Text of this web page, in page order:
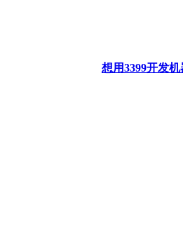
想用3399开发